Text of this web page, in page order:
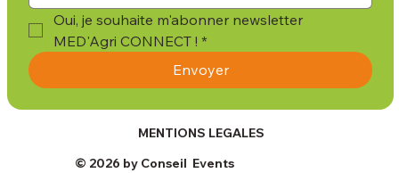
MENTIONS LEGALES
© 2026 by Conseil Events
Oui, je souhaite m'abonner newsletter
MED'Agri CONNECT ! *
Envoyer